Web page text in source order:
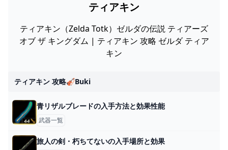
ティアキン
ティアキン（Zelda Totk）ゼルダの伝説 ティアーズ
オブ ザ キングダム | ティアキン 攻略 ゼルダ ティア
キン
ティアキン 攻略🎻buki
青リザルブレードの入手方法と効果性能
武器一覧
旅人の剣・朽ちてないの入手場所と効果